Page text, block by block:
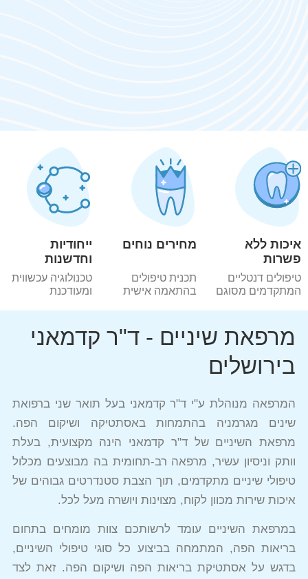
איכות ללא
פשרות
טיפולים דנטליים
המתקדמים מסוגם
מחירים נוחים
תכנית טיפולים
בהתאמה אישית
ייחודיות
וחדשנות
טכנולוגיה עכשווית
ומעודכנת
מרפאת שיניים - ד"ר קדמאני
בירושלים
המרפאה מנוהלת ע"י ד"ר קדמאני בעל תואר שני ברפואת
שינים מגרמניה בהתמחות באסתטיקה ושיקום הפה.
מרפאת השיניים של ד"ר קדמאני הינה מקצועית, בעלת
וותק וניסיון עשיר, מרפאה רב-תחומית בה מבוצעים מכלול
טיפולי שיניים מתקדמים, תוך הצבת סטנדרטים גבוהים של
איכות שירות מכוון לקוח, מצוינות ויושרה מעל לכל.
במרפאת השיניים עומד לרשותכם צוות מומחים בתחום
בריאות הפה, המתמחה בביצוע כל סוגי טיפולי השיניים,
בדגש על אסתטיקת בריאות הפה ושיקום הפה. זאת לצד